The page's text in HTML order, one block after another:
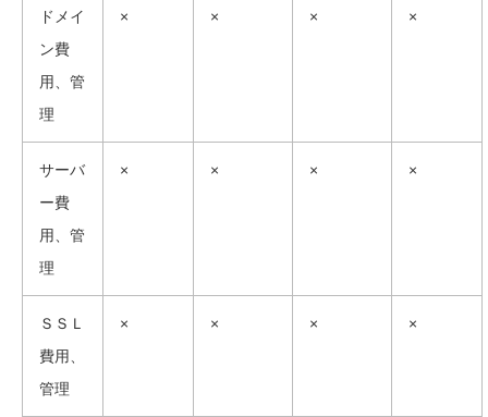
ドメイ
ン費
用、管
理
× × × ×
サーバ
ー費
用、管
理
× × × ×
ＳＳＬ
費用、
管理
× × × ×